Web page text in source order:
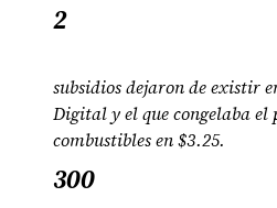
2
subsidios dejaron de existir
Digital y el que congelaba el
combustibles en $3.25.
300